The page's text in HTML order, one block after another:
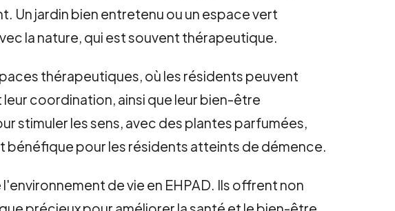
Un jardin bien entretenu ou un espace vert
la nature, qui est souvent thérapeutique.
thérapeutiques, où les résidents peuvent
coordination, ainsi que leur bien-être
stimuler les sens, avec des plantes parfumées,
bénéfique pour les résidents atteints de démence.
de vie en EHPAD. Ils offrent non